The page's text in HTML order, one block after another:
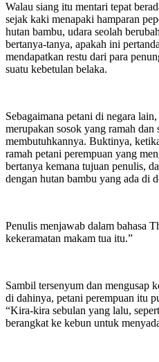
Walau siang itu mentari tepat
sejak kaki menapaki hamparan
hutan bambu, udara seolah
bertanya-tanya, apakah ini
mendapatkan restu dari para
suatu kebetulan belaka.
Sebagaimana petani di negara
merupakan sosok yang ramah
membutuhkannya. Buktinya,
ramah petani perempuan yang
bertanya kemana tujuan penulis,
dengan hutan bambu yang ada di
Penulis menjawab dalam bahasa
kekeramatan makam tua itu.”
Sambil tersenyum dan mengusap
di dahinya, petani perempuan itu
“Kira-kira sebulan yang lalu,
berangkat ke kebun untuk